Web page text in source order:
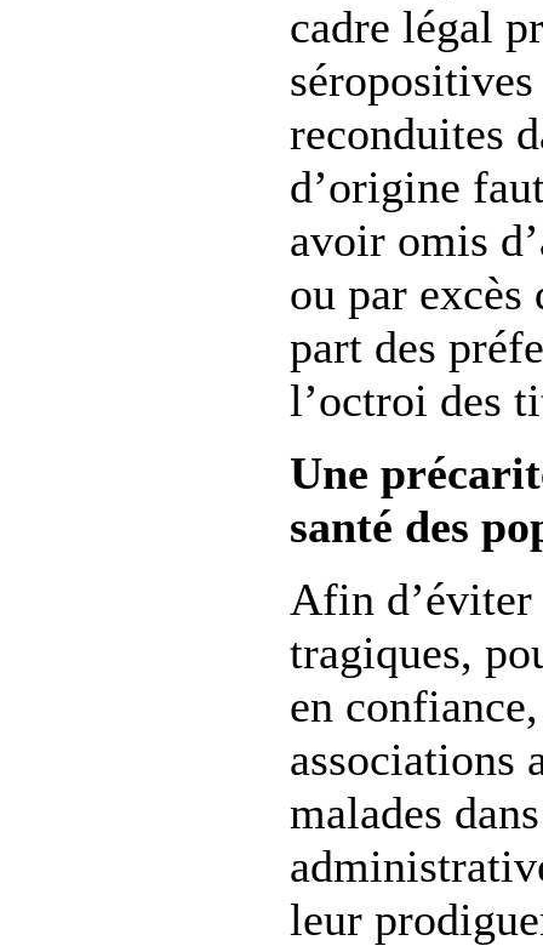
cadre légal
reconduites
d’origine
avoir omis
ou par excès
part des
l’octroi des
Une
santé des
Afin
tragiques,
en
associations
malades
leur